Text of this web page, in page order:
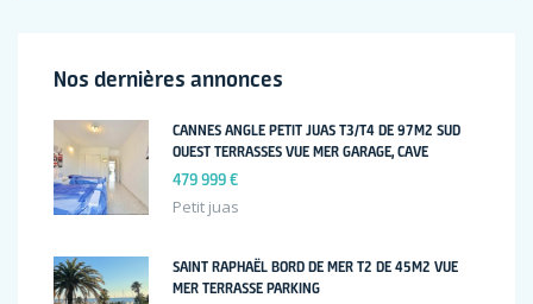
Nos dernières annonces
CANNES ANGLE PETIT JUAS T3/T4 DE 97M2 SUD
OUEST TERRASSES VUE MER GARAGE, CAVE
479 999 €
Petit juas
SAINT RAPHAËL BORD DE MER T2 DE 45M2 VUE
MER TERRASSE PARKING